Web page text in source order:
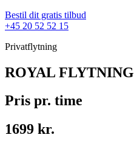
Bestil dit gratis tilbud
+45 20 52 52 15
Privatflytning
ROYAL FLYTNING
Pris pr. time
1699 kr.